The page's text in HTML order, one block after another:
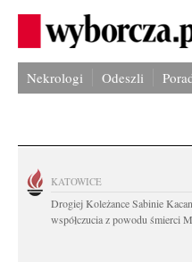
Nekrologi Odeszli
KATOWICE
Drogiej Koleżance Sabinie
współczucia z powodu śmierci